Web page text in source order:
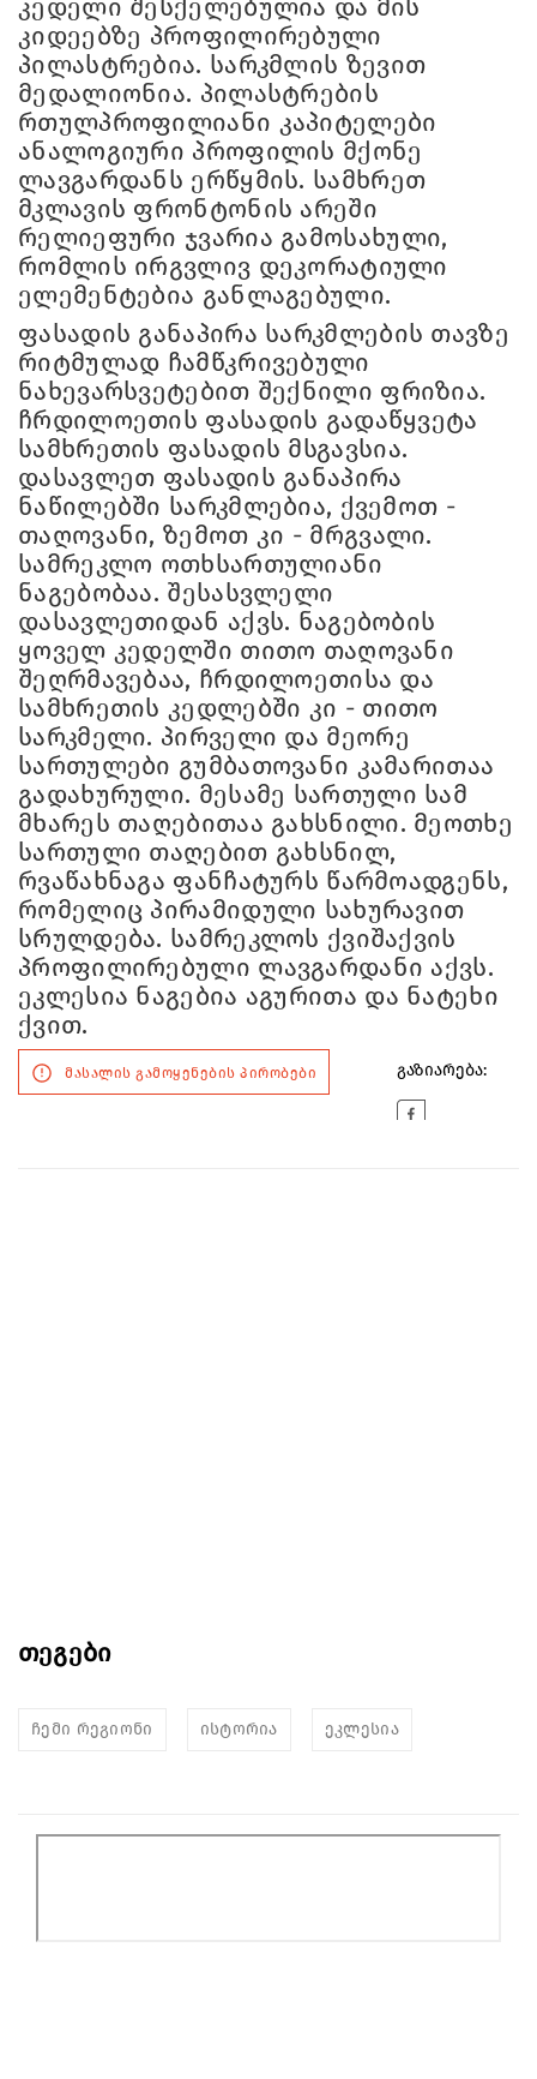
კედელი შესქელებულია და მის
კიდეებზე პროფილირებული
პილასტრებია. სარკმლის ზევით
მედალიონია. პილასტრების
რთულპროფილიანი კაპიტელები
ანალოგიური პროფილის მქონე
ლავგარდანს ერწყმის. სამხრეთ
მკლავის ფრონტონის არეში
რელიეფური ჯვარია გამოსახული,
რომლის ირგვლივ დეკორატიული
ელემენტებია განლაგებული.
ფასადის განაპირა სარკმლების თავზე
რიტმულად ჩამწკრივებული
ნახევარსვეტებით შექნილი ფრიზია.
ჩრდილოეთის ფასადის გადაწყვეტა
სამხრეთის ფასადის მსგავსია.
დასავლეთ ფასადის განაპირა
ნაწილებში სარკმლებია, ქვემოთ -
თაღოვანი, ზემოთ კი - მრგვალი.
სამრეკლო ოთხსართულიანი
ნაგებობაა. შესასვლელი
დასავლეთიდან აქვს. ნაგებობის
ყოველ კედელში თითო თაღოვანი
შეღრმავებაა, ჩრდილოეთისა და
სამხრეთის კედლებში კი - თითო
სარკმელი. პირველი და მეორე
სართულები გუმბათოვანი კამარითაა
გადახურული. მესამე სართული სამ
მხარეს თაღებითაა გახსნილი. მეოთხე
სართული თაღებით გახსნილ,
რვაწახნაგა ფანჩატურს წარმოადგენს,
რომელიც პირამიდული სახურავით
სრულდება. სამრეკლოს ქვიშაქვის
პროფილირებული ლავგარდანი აქვს.
ეკლესია ნაგებია აგურითა და ნატეხი
ქვით.
მასალის გამოყენების პირობები გაზიარება:
თეგები
ჩემი რეგიონი ისტორია ეკლესია